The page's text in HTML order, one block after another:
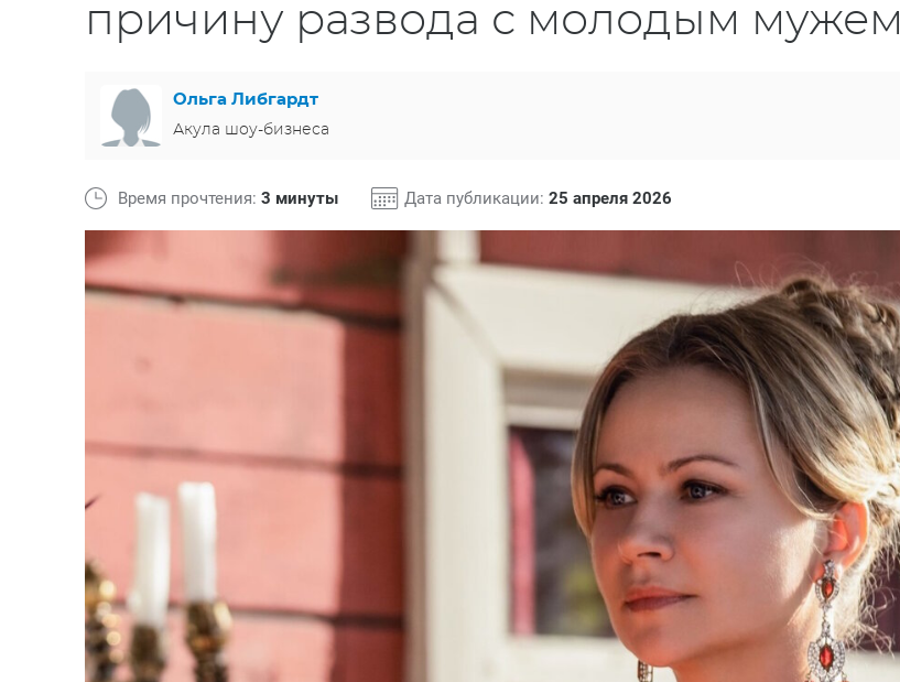
причину развода с молодым мужем
Ольга Либгардт
Акула шоу-бизнеса
Время прочтения: 3 минуты Дата публикации: 25 апреля 2026